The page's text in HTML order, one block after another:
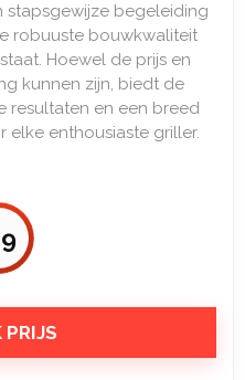
stapsgewijze begeleiding
robuuste bouwkwaliteit
Hoewel de prijs en
kunnen zijn, biedt de
resultaten en een breed
enthousiaste griller.
PRIJS